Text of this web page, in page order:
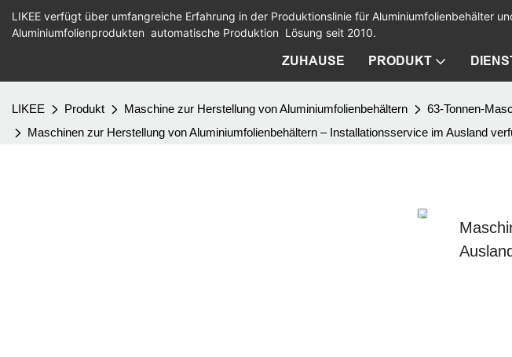
LIKEE verfügt über umfangreiche Erfahrung in der Produktionslinie für Aluminiumfolienbehälter
Aluminiumfolienprodukten automatische Produktion Lösung seit 2010.
ZUHAUSE PRODUKT
LIKEE Produkt Maschine zur Herstellung von Aluminiumfolienbehältern
63-Tonnen-
Maschinen zur Herstellung von Aluminiumfolienbehältern – Installationsservice im Ausland